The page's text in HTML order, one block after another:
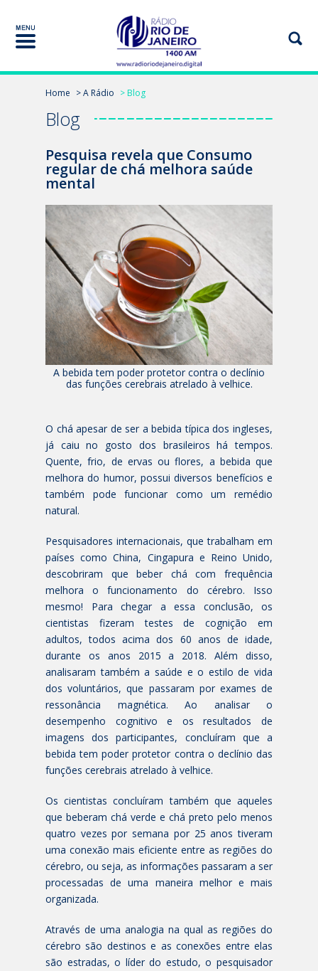
Home > A Rádio > Blog
Blog
Pesquisa revela que Consumo
regular de chá melhora saúde
mental
A bebida tem poder protetor contra o declínio
das funções cerebrais atrelado à velhice.
O chá apesar de ser a bebida típica dos ingleses,
já caiu no gosto dos brasileiros há tempos.
Quente, frio, de ervas ou flores, a bebida que
melhora do humor, possui diversos benefícios e
também pode funcionar como um remédio
natural.
Pesquisadores internacionais, que trabalham em
países como China, Cingapura e Reino Unido,
descobriram que beber chá com frequência
melhora o funcionamento do cérebro. Isso
mesmo! Para chegar a essa conclusão, os
cientistas fizeram testes de cognição em
adultos, todos acima dos 60 anos de idade,
durante os anos 2015 a 2018. Além disso,
analisaram também a saúde e o estilo de vida
dos voluntários, que passaram por exames de
ressonância magnética. Ao analisar o
desempenho cognitivo e os resultados de
imagens dos participantes, concluíram que a
bebida tem poder protetor contra o declínio das
funções cerebrais atrelado à velhice.
Os cientistas concluíram também que aqueles
que beberam chá verde e chá preto pelo menos
quatro vezes por semana por 25 anos tiveram
uma conexão mais eficiente entre as regiões do
cérebro, ou seja, as informações passaram a ser
processadas de uma maneira melhor e mais
organizada.
Através de uma analogia na qual as regiões do
cérebro são destinos e as conexões entre elas
são estradas, o líder do estudo, o pesquisador